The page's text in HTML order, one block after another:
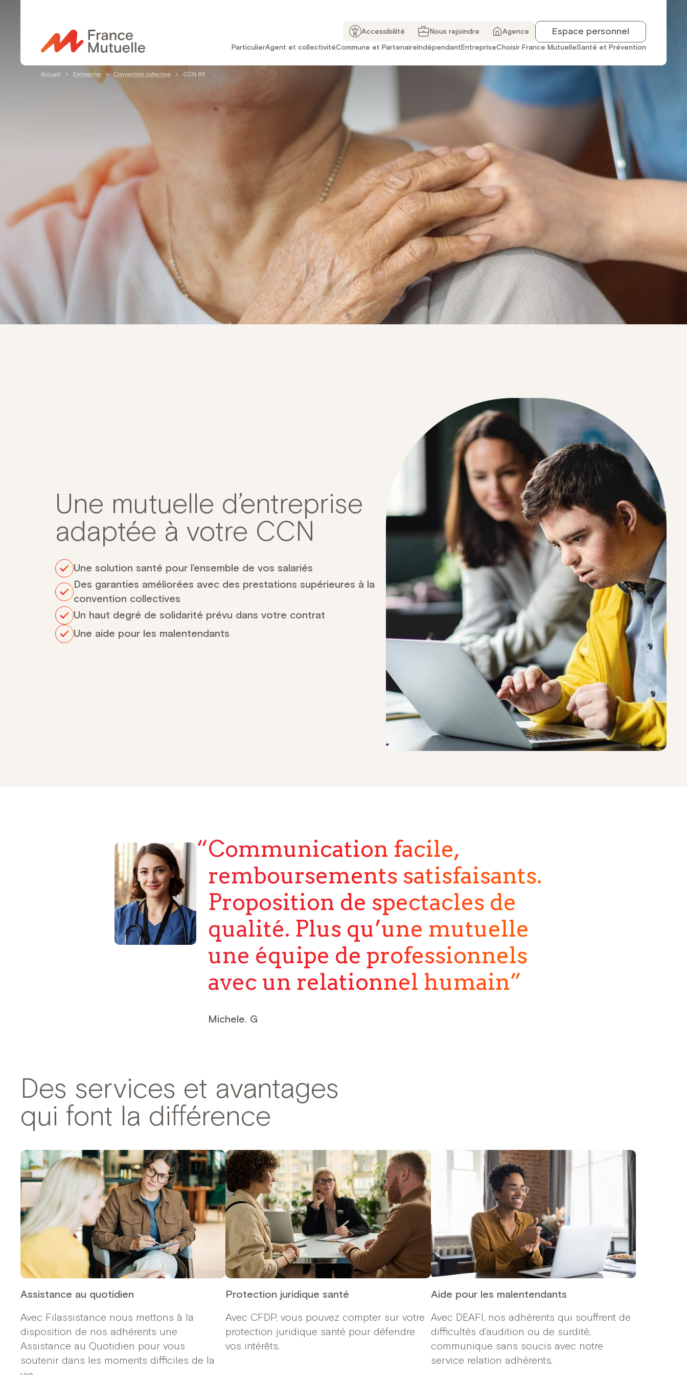
contenu
Accessibilité Nous rejoindre Agence Espace personnel
ParticulierAgent et collectivitéCommune et Partenaire Indépendant EntrepriseChoisir France MutuelleSanté et Prévention
Accueil > Entreprise > Convention collective > CCN 66
CCN 66
Une mutuelle d’entreprise
adaptée à votre CCN
Une solution santé pour l’ensemble de vos salariés
Des garanties améliorées avec des prestations supérieures à la
convention collectives
Un haut degré de solidarité prévu dans votre contrat
Une aide pour les malentendants
Communication facile,
remboursements satisfaisants.
Proposition de spectacles de
qualité. Plus qu’une mutuelle
une équipe de professionnels
avec un relationnel humain
Michele. G
Des services et avantages
qui font la différence
Assistance au quotidien
Avec Filassistance nous mettons à la
disposition de nos adhérents une
Assistance au Quotidien pour vous
soutenir dans les moments difficiles de la
Protection juridique santé
Avec CFDP, vous pouvez compter sur votre
protection juridique santé pour défendre
vos intérêts.
Aide pour les malentendants
Avec DEAFI, nos adhérents qui souffrent de
difficultés d’audition ou de surdité,
communique sans soucis avec notre
service relation adhérents.